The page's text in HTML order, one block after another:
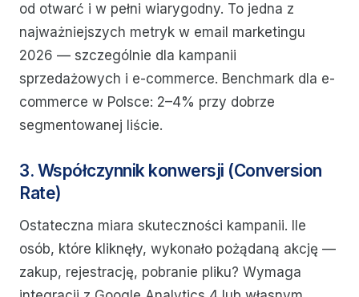
od otwarć i w pełni wiarygodny. To jedna z
najważniejszych metryk w email marketingu
2026 — szczególnie dla kampanii
sprzedażowych i e-commerce. Benchmark dla e-
commerce w Polsce: 2–4% przy dobrze
segmentowanej liście.
3. Współczynnik konwersji (Conversion
Rate)
Ostateczna miara skuteczności kampanii. Ile
osób, które kliknęły, wykonało pożądaną akcję —
zakup, rejestrację, pobranie pliku? Wymaga